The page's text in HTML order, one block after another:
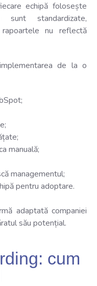
echipă folosește
standardizate,
nu reflectă
de la o
manuală;
managementul;
pentru adoptare.
adaptată companiei
său potențial.
cum